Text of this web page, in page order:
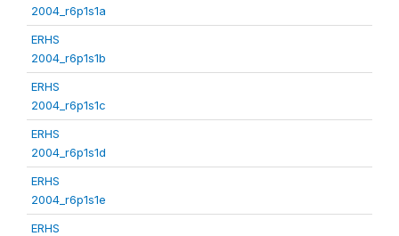
2004_r6p1s1a
ERHS
2004_r6p1s1b
ERHS
2004_r6p1s1c
ERHS
2004_r6p1s1d
ERHS
2004_r6p1s1e
ERHS